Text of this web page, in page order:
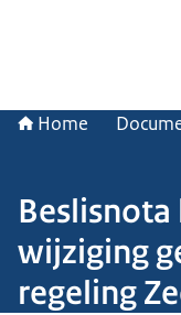
Home
wijziging
regeling